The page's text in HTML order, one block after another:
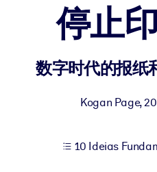
e pronto para uso.
melhorar os resultados.
停止
数字时代的报纸
Kogan Page,
10 Ideias